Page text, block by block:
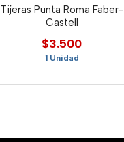
Tijeras Punta Roma Faber-
Castell
$3.500
1 Unidad